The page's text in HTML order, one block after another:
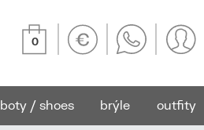
0
boty / shoes brýle outfity